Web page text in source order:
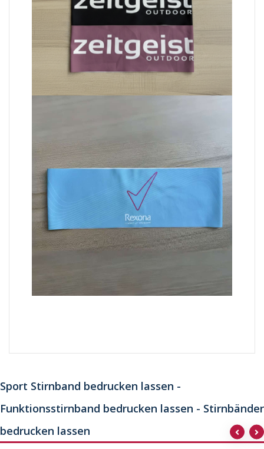
Sport Stirnband bedrucken lassen -
Funktionsstirnband bedrucken lassen - Stirnbänder
bedrucken lassen